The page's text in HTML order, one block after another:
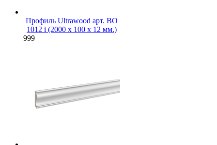
Профиль Ultrawood арт. BO
1012 i (2000 х 100 х 12 мм.)
999